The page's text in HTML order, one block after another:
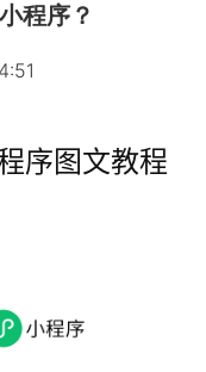
程序？
序图文教程